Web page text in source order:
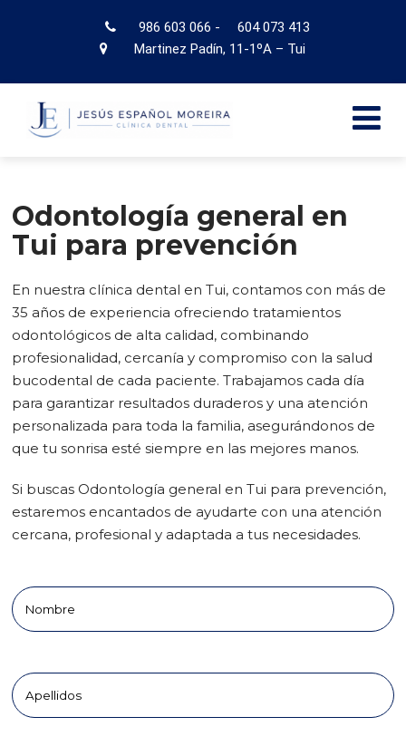
986 603 066 -
604 073 413
Martinez Padín, 11-1ºA – Tui
Odontología general en
Tui para prevención
En nuestra clínica dental en Tui, contamos con más de
35 años de experiencia ofreciendo tratamientos
odontológicos de alta calidad, combinando
profesionalidad, cercanía y compromiso con la salud
bucodental de cada paciente. Trabajamos cada día
para garantizar resultados duraderos y una atención
personalizada para toda la familia, asegurándonos de
que tu sonrisa esté siempre en las mejores manos.
Si buscas Odontología general en Tui para prevención,
estaremos encantados de ayudarte con una atención
cercana, profesional y adaptada a tus necesidades.